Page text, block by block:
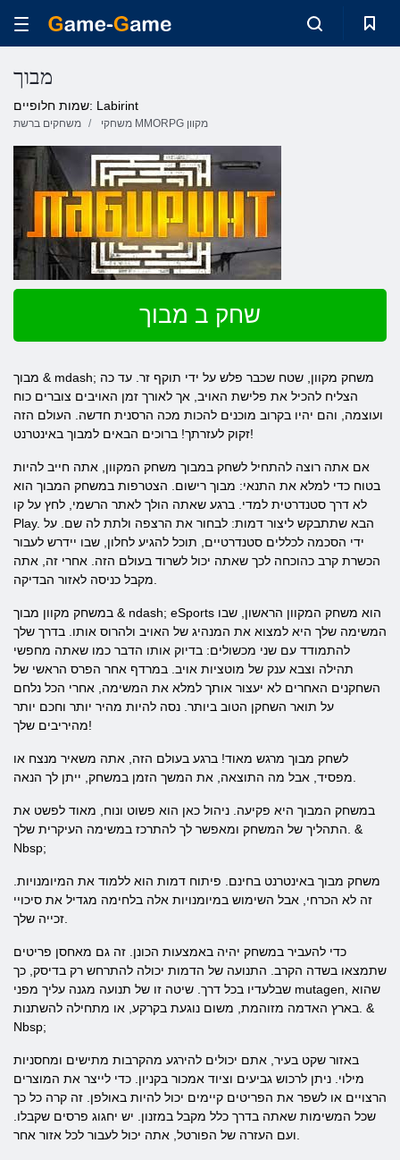
מבוך
שמות חלופיים: Labirint
משחקים ברשת משחקי MMORPG מקוון
שחק ב מבוך
מבוך & mdash; משחק מקוון, שטח שכבר פלש על ידי תוקף זר. עד כה
הצליח להכיל את פלישת האויב, אך לאורך זמן האויבים צוברים כוח
ועוצמה, והם יהיו בקרוב מוכנים להכות מכה הרסנית חדשה. העולם הזה
זקוק לעזרתך! ברוכים הבאים למבוך באינטרנט!
אם אתה רוצה להתחיל לשחק במבוך משחק המקוון, אתה חייב להיות
בטוח כדי למלא את התנאי: מבוך רישום. הצטרפות במשחק המבוך הוא
לא דרך סטנדרטית למדי. ברגע שאתה הולך לאתר הרשמי, לחץ על קו
Play. הבא שתתבקש ליצור דמות: לבחור את הרצפה ולתת לה שם. על
ידי הסכמה לכללים סטנדרטיים, תוכל להגיע לחלון, שבו יידרש לעבור
הכשרת קרב כהוכחה לכך שאתה יכול לשרוד בעולם הזה. אחרי זה, אתה
במשחק מקוון מבוך & ndash; eSports הוא משחק המקוון הראשון, שבו
המשימה שלך היא למצוא את המנהיג של האויב ולהרוס אותו. בדרך שלך
להתמודד עם שני מכשולים: בדיוק אותו הדבר כמו שאתה מחפשי
תהילה וצבא ענק של מוטציות אויב. במרדף אחר הפרס הראשי של
השחקנים האחרים לא יעצור אותך למלא את המשימה, אחרי הכל נלחם
על תואר השחקן הטוב ביותר. נסה להיות מהיר יותר וחכם יותר
מהיריבים שלך!
לשחק מבוך מרגש מאוד! ברגע בעולם הזה, אתה משאיר מנצח או
במשחק המבוך היא פקיעה. ניהול כאן הוא פשוט ונוח, מאוד לפשט את
התהליך של המשחק ומאפשר לך להתרכז במשימה העיקרית שלך. &
Nbsp;
משחק מבוך באינטרנט בחינם. פיתוח דמות הוא ללמוד את המיומנויות.
זה לא הכרחי, אבל השימוש במיומנויות אלה בלחימה מגדיל את סיכויי
כדי להעביר במשחק יהיה באמצעות הכונן. זה גם מאחסן פריטים
שתמצאו בשדה הקרב. התנועה של הדמות יכולה להתרחש רק בדיסק, כך
שבלעדיו בכל דרך. שיטה זו של תנועה מגנה עליך מפני mutagen, שהוא
בארץ האדמה מזוהמת, משום נוגעת בקרקע, או מתחילה להשתנות. &
Nbsp;
באזור שקט בעיר, אתם יכולים להירגע מהקרבות מתישים ומחסניות
מילוי. ניתן לרכוש גביעים וציוד אמכור בקניון. כדי לייצר את המוצרים
הרצויים או לשפר את הפריטים קיימים יכול להיות באולפן. זה קרה כל כך
שכל המשימות שאתה בדרך כלל מקבל במזנון. יש יחגוג פרסים שקבלו.